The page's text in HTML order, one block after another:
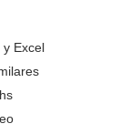
Excel